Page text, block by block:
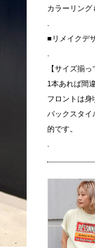
カラーリング
■リメイクデ
【サイズ揃
1本あれば間
フロントは身
バックスタイ
的です。